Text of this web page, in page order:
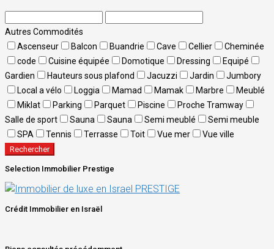
Autres Commodités
Ascenseur
Balcon Buandrie Cave Cellier
Cheminée
code
Cuisine équipée Domotique Dressing
Equipé
Gardien
Hauteurs sous plafond Jacuzzi Jardin
Jumbory
Local a vélo
Loggia Mamad Mamak Marbre
Meublé
Miklat
Parking Parquet Piscine
Proche Tramway
Salle de sport
Sauna Sauna Semi meublé
Semi meuble
SPA
Tennis Terrasse Toit Vue mer Vue ville
Rechercher
Selection Immobilier Prestige
Crédit Immobilier en Israël